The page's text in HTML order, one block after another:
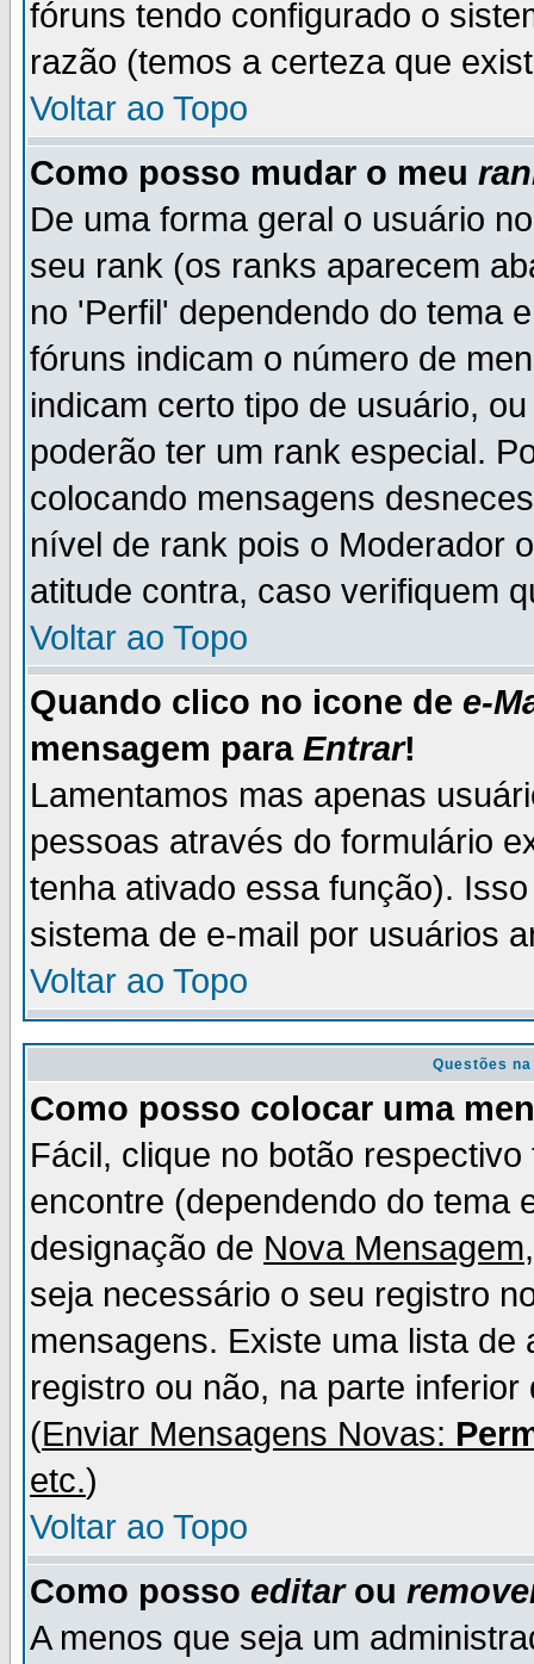
fóruns tendo configurado o
razão (temos a certeza que
Voltar ao Topo
Como posso mudar o meu
De uma forma geral o usuário
seu rank (os ranks aparecem
no 'Perfil' dependendo do tema
fóruns indicam o número de
indicam certo tipo de usuário,
poderão ter um rank especial.
colocando mensagens
nível de rank pois o Moderador
atitude contra, caso verifiquem
Voltar ao Topo
Quando clico no icone de e-
mensagem para Entrar!
Lamentamos mas apenas
pessoas através do formulário
tenha ativado essa função).
sistema de e-mail por usuários
Voltar ao Topo
Questões
Como posso colocar uma
Fácil, clique no botão
encontre (dependendo do tema
designação de Nova Mensagem
seja necessário o seu registro
mensagens. Existe uma lista
registro ou não, na parte
(Enviar Mensagens Novas:
etc.)
Voltar ao Topo
Como posso editarou
A menos que seja um